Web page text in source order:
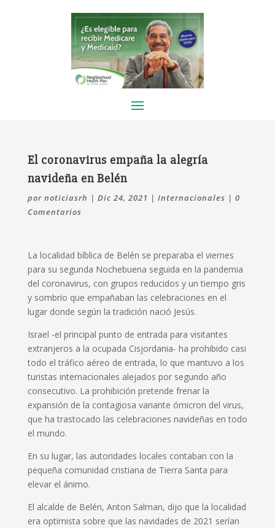
El coronavirus empaña la alegría
navideña en Belén
por noticiasrh | Dic 24, 2021 | Internacionales | 0
Comentarios
La localidad bíblica de Belén se preparaba el viernes
para su segunda Nochebuena seguida en la pandemia
del coronavirus, con grupos reducidos y un tiempo gris
y sombrío que empañaban las celebraciones en el
lugar donde según la tradición nació Jesús.
Israel -el principal punto de entrada para visitantes
extranjeros a la ocupada Cisjordania- ha prohibido casi
todo el tráfico aéreo de entrada, lo que mantuvo a los
turistas internacionales alejados por segundo año
consecutivo. La prohibición pretende frenar la
expansión de la contagiosa variante ómicron del virus,
que ha trastocado las celebraciones navideñas en todo
el mundo.
En su lugar, las autoridades locales contaban con la
pequeña comunidad cristiana de Tierra Santa para
elevar el ánimo.
El alcalde de Belén, Anton Salman, dijo que la localidad
era optimista sobre que las navidades de 2021 serían